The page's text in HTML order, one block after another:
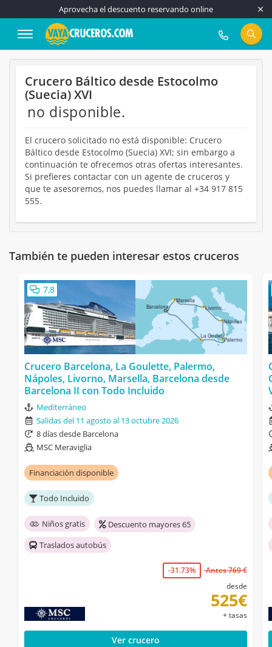
Aprovecha el descuento reservando online
917 815 555
Crucero Báltico desde Estocolmo
(Suecia) XVI
no disponible.
El crucero solicitado no está disponible: Crucero
Báltico desde Estocolmo (Suecia) XVI; sin embargo a
continuación te ofrecemos otras ofertas interesantes.
Si prefieres contactar con un agente de cruceros y
que te asesoremos, nos puedes llamar al +34 917 815
555.
También te pueden interesar estos cruceros
7,8
Crucero Barcelona, La Goulette, Palermo,
Nápoles, Livorno, Marsella, Barcelona desde
Barcelona II con Todo Incluido
Mediterráneo
Salidas del 11 agosto al 13 octubre 2026
8 días desde Barcelona
MSC Meraviglia
Financiación disponible
Todo Incluido
Niños gratis
Descuento mayores 65
Traslados autobús
-31.73%
Antes 769 €
desde
525€
+ tasas
Ver crucero